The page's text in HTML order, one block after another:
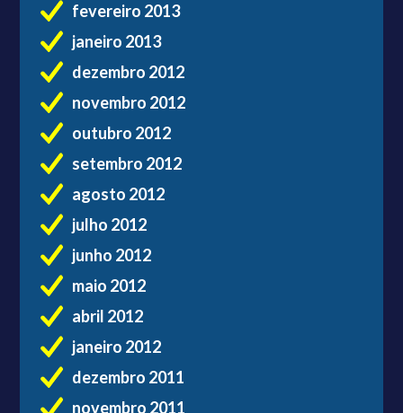
fevereiro 2013
janeiro 2013
dezembro 2012
novembro 2012
outubro 2012
setembro 2012
agosto 2012
julho 2012
junho 2012
maio 2012
abril 2012
janeiro 2012
dezembro 2011
novembro 2011